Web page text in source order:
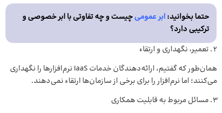
حتما بخوانید:ابر عمومیچیست و چه تفاوتی با ابر خصوصی و
ترکیبی دارد؟
تعمیر، نگهداری و ارتقاء
همان‌طور که گفتیم، ارائه‌دهندگان خدمات IaaS نرم‌افزارها را نگهداری
می‌کنند؛ اما نرم‌افزار را برای برخی از سازمان‌ها ارتقاء نمی‌دهند.
مسائل مربوط به قابلیت همکاری